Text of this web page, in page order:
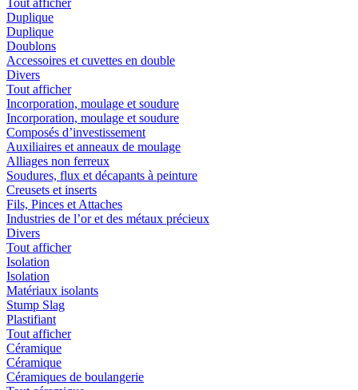
Tout afficher
Duplique
Duplique
Doublons
Accessoires et cuvettes en double
Divers
Tout afficher
Incorporation, moulage et soudure
Incorporation, moulage et soudure
Composés d’investissement
Auxiliaires et anneaux de moulage
Alliages non ferreux
Soudures, flux et décapants à peinture
Creusets et inserts
Fils, Pinces et Attaches
Industries de l’or et des métaux précieux
Divers
Tout afficher
Isolation
Isolation
Matériaux isolants
Stump Slag
Plastifiant
Tout afficher
Céramique
Céramique
Céramiques de boulangerie